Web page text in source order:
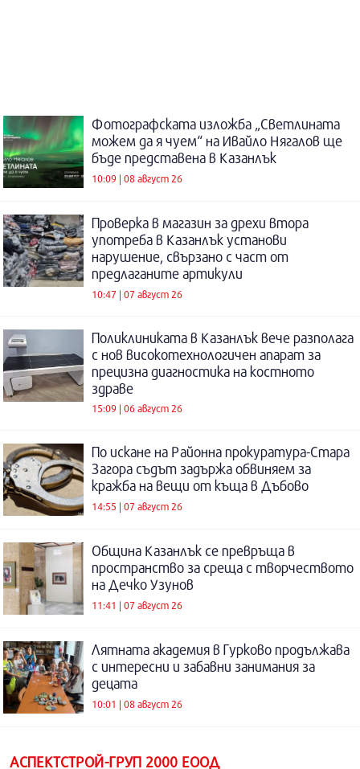
Фотографската изложба „Светлината
можем да я чуем“ на Ивайло Нягалов ще
бъде представена в Казанлък
10:09 | 08 август 26
Проверка в магазин за дрехи втора
употреба в Казанлък установи
нарушение, свързано с част от
предлаганите артикули
10:47 | 07 август 26
Поликлиниката в Казанлък вече разполага
с нов високотехнологичен апарат за
прецизна диагностика на костното
здраве
15:09 | 06 август 26
По искане на Районна прокуратура-Стара
Загора съдът задържа обвиняем за
кражба на вещи от къща в Дъбово
14:55 | 07 август 26
Община Казанлък се превръща в
пространство за среща с творчеството
на Дечко Узунов
11:41 | 07 август 26
Лятната академия в Гурково продължава
с интересни и забавни занимания за
децата
10:01 | 08 август 26
АСПЕКТСТРОЙ-ГРУП 2000 ЕООД